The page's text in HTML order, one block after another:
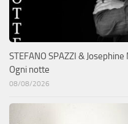
STEFANO SPAZZI &
Ogni notte
08/08/2026